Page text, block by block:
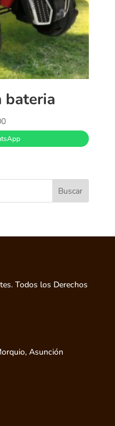
bateria
Todos los Derechos
Asunción